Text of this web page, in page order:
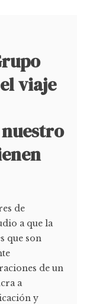
viaje
de
a que la
que son
de un
a
y